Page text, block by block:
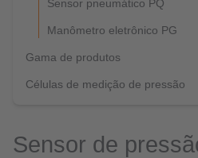
Sensor pneumático PQ
Manômetro eletrônico PG
Gama de produtos
Células de medição de pressão
Sensor de